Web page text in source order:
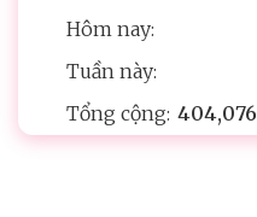
Hôm nay:
Tuần này:
Tổng cộng: 404,076